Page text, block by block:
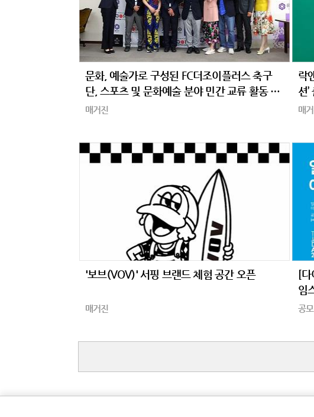
문화, 예술가로 구성된 FC더조이플러스 축구
단, 스포츠 및 문화예술 분야 민간 교류 활동 펼
쳐
매거진
락
션’
매
'보브(VOV)' 서핑 브랜드 체험 공간 오픈
매거진
[
임
공